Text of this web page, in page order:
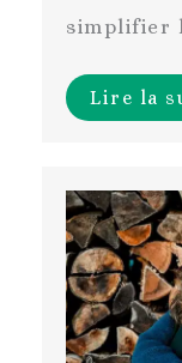
simplifier
Lire la